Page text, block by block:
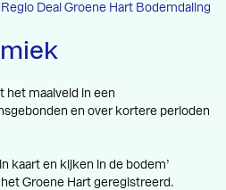
Deal Groene Hart Bodemdaling
het maaiveld in een
en over kortere perioden
kaart en kijken in de bodem’
Groene Hart geregistreerd.